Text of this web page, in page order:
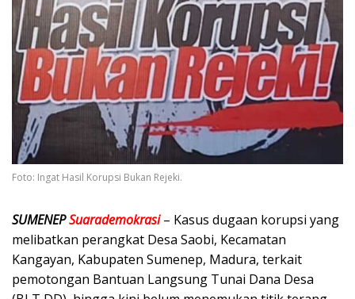
Foto: Ingat Hasil Korupsi Bukan Rejeki.
SUMENEPSuarademokrasi– Kasus dugaan korupsi yang
melibatkan perangkat Desa Saobi, Kecamatan
Kangayan, Kabupaten Sumenep, Madura, terkait
pemotongan Bantuan Langsung Tunai Dana Desa